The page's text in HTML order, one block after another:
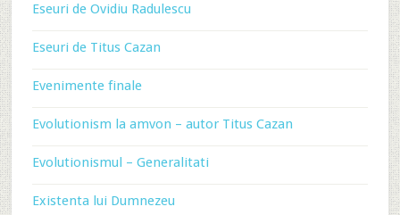
Eseuri de Ovidiu Radulescu
Eseuri de Titus Cazan
Evenimente finale
Evolutionism la amvon – autor Titus Cazan
Evolutionismul – Generalitati
Existenta lui Dumnezeu